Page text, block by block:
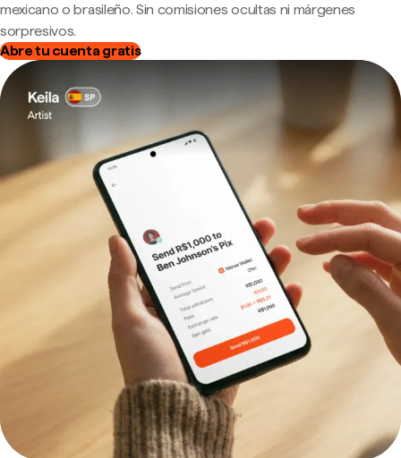
mexicano o brasileño. Sin comisiones ocultas ni márgenes
sorpresivos.
Abre tu cuenta gratis